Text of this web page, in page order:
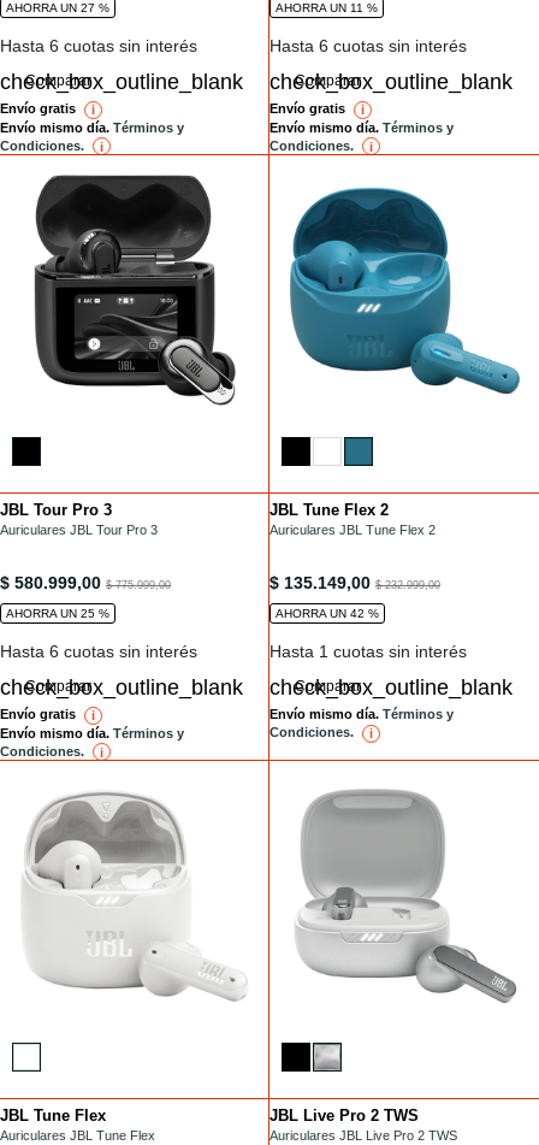
AHORRA UN 27 %
Hasta 6 cuotas sin interés
Comparar
Envío gratis ireference
Envío mismo día. Términos y
Condiciones.
i reference
AHORRA UN 11 %
Hasta 6 cuotas sin interés
Comparar
Envío gratis ireference
Envío mismo día. Términos y
Condiciones.
i reference
JBL Tour Pro 3
/auriculares-tws/TOUR-PRO-3.html
Auriculares JBL Tour Pro 3
/auriculares-tws/TOUR-PRO-3.html
$ 580.999,00 $ 775.999,00
AHORRA UN 25 %
Installments
Hasta 6 cuotas sin interés
Comparar
Envío gratis i reference
Envío mismo día. Términos y
Condiciones.
i reference
JBL Tune Flex 2
/auriculares-tws/TUNE-FLEX-2.html
Auriculares JBL Tune Flex 2
/auriculares-tws/TUNE-FLEX-
$ 135.149,00 $ 232.999,00
AHORRA UN 42 %
Installments
Hasta 1 cuotas sin interés
Comparar
Envío mismo día. Términos y
Condiciones.
i reference
JBL Tune Flex
/auriculares-tws/TUNE-FLEX.html
Auriculares JBL Tune Flex
Installments JBL Live Pro 2 TWS
/auriculares-tws/LIVE-PRO-2-TWS-.html
Auriculares JBL Live Pro 2 TWS
Installments